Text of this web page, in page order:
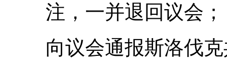
注，一并退回议会；
向议会通报斯洛伐